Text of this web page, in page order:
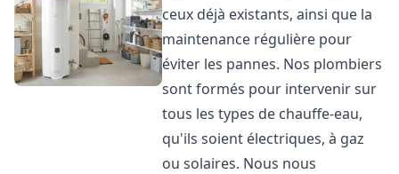
ceux déjà existants, ainsi que la
maintenance régulière pour
éviter les pannes. Nos plombiers
sont formés pour intervenir sur
tous les types de chauffe-eau,
qu'ils soient électriques, à gaz
ou solaires. Nous nous